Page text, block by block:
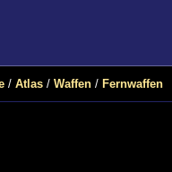
/ Atlas / Waffen / Fernwaffen